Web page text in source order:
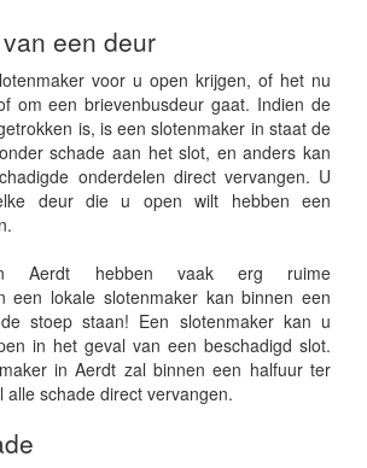
een deur
voor u open krijgen, of het nu
om een brievenbusdeur gaat. Indien de
is, is een slotenmaker in staat de
schade aan het slot, en anders kan
onderdelen direct vervangen. U
deur die u open wilt hebben een
in Aerdt hebben vaak erg ruime
een lokale slotenmaker kan binnen een
stoep staan! Een slotenmaker kan u
in het geval van een beschadigd slot.
in Aerdt zal binnen een halfuur ter
alle schade direct vervangen.